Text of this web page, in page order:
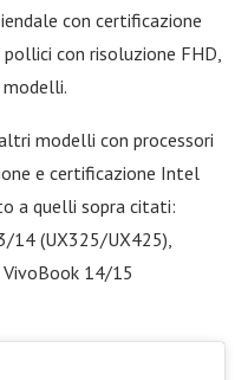
con certificazione
con risoluzione FHD,
modelli con processori
e certificazione Intel
a quelli sopra citati:
14 (UX325/UX425),
14/15